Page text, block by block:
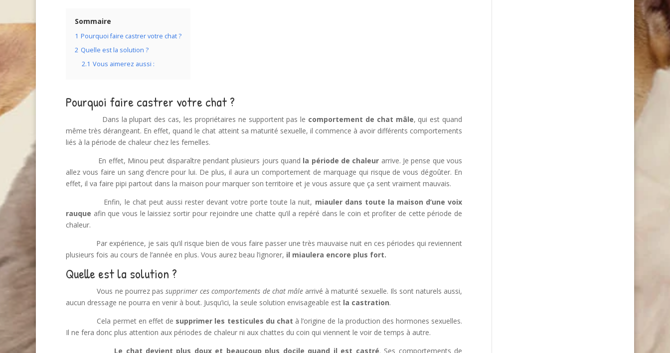
Sommaire
1 Pourquoi faire castrer votre chat ?
2 Quelle est la solution ?
2.1 Vous aimerez aussi :
Pourquoi faire castrer votre chat ?
Dans la plupart des cas, les propriétaires ne supportent pas le comportement de chat mâle, qui est quand
même très dérangeant. En effet, quand le chat atteint sa maturité sexuelle, il commence à avoir différents comportements
liés à la période de chaleur chez les femelles.
En effet, Minou peut disparaître pendant plusieurs jours quand la période de chaleur arrive. Je pense que vous
allez vous faire un sang d’encre pour lui. De plus, il aura un comportement de marquage qui risque de vous dégoûter. En
effet, il va faire pipi partout dans la maison pour marquer son territoire et je vous assure que ça sent vraiment mauvais.
Enfin, le chat peut aussi rester devant votre porte toute la nuit, miauler dans toute la maison d’une voix
rauque afin que vous le laissiez sortir pour rejoindre une chatte qu’il a repéré dans le coin et profiter de cette période de
chaleur.
Par expérience, je sais qu’il risque bien de vous faire passer une très mauvaise nuit en ces périodes qui reviennent
plusieurs fois au cours de l’année en plus. Vous aurez beau l’ignorer, il miaulera encore plus fort.
Quelle est la solution ?
Vous ne pourrez passupprimer ces comportements de chat mâlearrivé à maturité sexuelle. Ils sont naturels aussi,
aucun dressage ne pourra en venir à bout. Jusqu’ici, la seule solution envisageable est la castration.
Cela permet en effet de supprimer les testicules du chat à l’origine de la production des hormones sexuelles.
Il ne fera donc plus attention aux périodes de chaleur ni aux chattes du coin qui viennent le voir de temps à autre.
Le chat devient plus doux et beaucoup plus docile quand il est castré. Ses comportements de